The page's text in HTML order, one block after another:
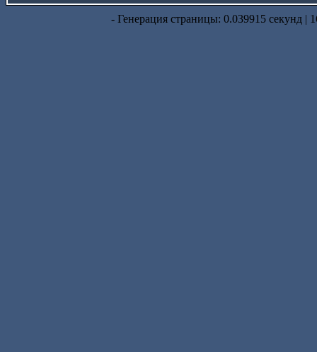
- Генерация страницы: 0.039915 секунд